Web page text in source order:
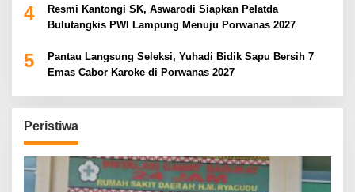
4
Resmi Kantongi SK, Aswarodi Siapkan Pelatda
Bulutangkis PWI Lampung Menuju Porwanas 2027
5
Pantau Langsung Seleksi, Yuhadi Bidik Sapu Bersih 7
Emas Cabor Karoke di Porwanas 2027
Peristiwa